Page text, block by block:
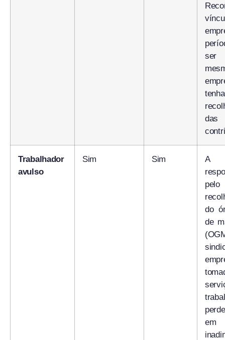
ser
das
Trabalhador
avulso
Sim Sim
A
pelo
do
de
em